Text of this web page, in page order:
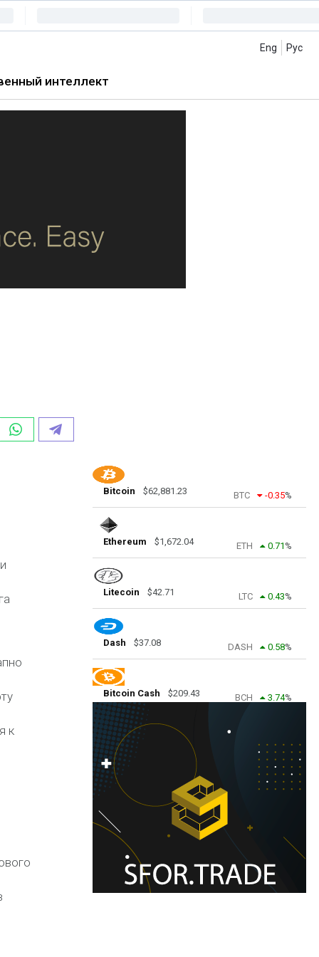
Eng Рус
интеллект
к
Bitcoin $62,881.23 BTC -0.35%
Ethereum $1,672.04 ETH 0.71 %
Litecoin $42.71 LTC 0.43%
Dash $37.08 DASH 0.58%
Bitcoin Cash $209.43 BCH 3.74%